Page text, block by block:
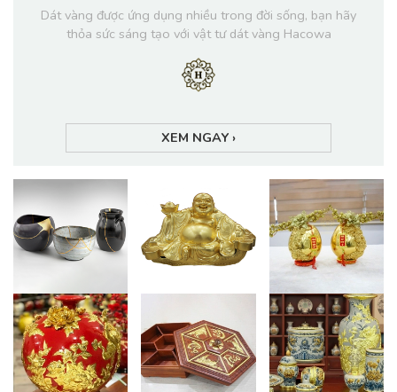
Dát vàng được ứng dụng nhiều trong đời sống, bạn hãy
thỏa sức sáng tạo với vật tư dát vàng Hacowa
XEM NGAY ›